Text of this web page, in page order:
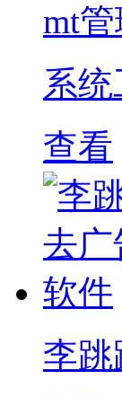
mt
系
查看
李